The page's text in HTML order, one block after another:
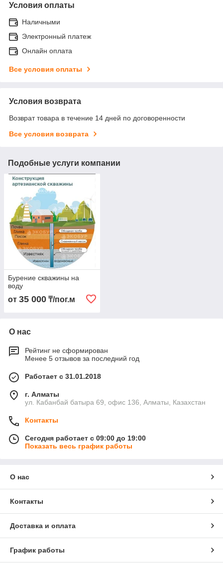
Условия оплаты
Наличными
Электронный платеж
Онлайн оплата
Все условия оплаты
Условия возврата
Возврат товара в течение 14 дней по договоренности
Все условия возврата
Подобные услуги компании
Бурение скважины на
воду
от 35 000 ₸/пог.м
О нас
Рейтинг не сформирован
Менее 5 отзывов за последний год
Работает с 31.01.2018
г. Алматы
ул. Кабанбай батыра 69, офис 136, Алматы, Казахстан
Контакты
Сегодня работает с 09:00 до 19:00
Показать весь график работы
О нас
Контакты
Доставка и оплата
График работы